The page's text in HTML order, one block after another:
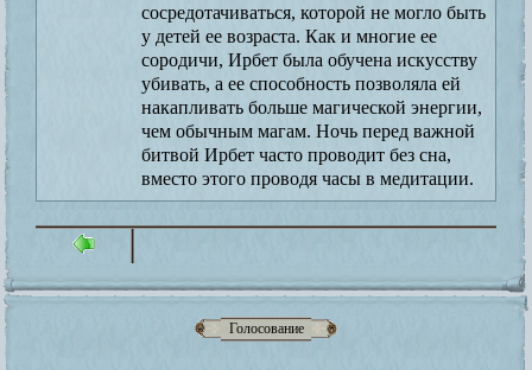
Голосование
сосредотачиваться, которой не могло быть
у детей ее возраста. Как и многие ее
сородичи, Ирбет была обучена искусству
убивать, а ее способность позволяла ей
накапливать больше магической энергии,
чем обычным магам. Ночь перед важной
битвой Ирбет часто проводит без сна,
вместо этого проводя часы в медитации.